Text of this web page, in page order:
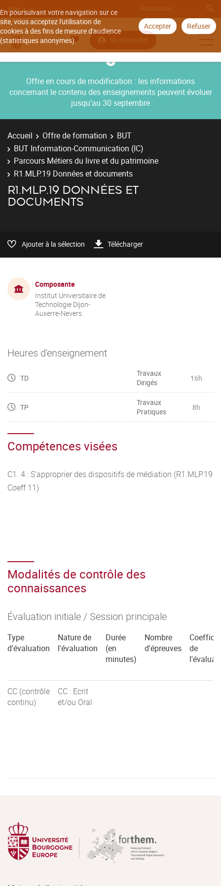
En poursuivant votre navigation sur ce
site, vous acceptez l'utilisation de
cookies à des fins de mesure d'audience
(statistiques anonymes).
Accepter Refuser
Aller à
Se connecter
Offre en cours de modification : les informations
concernant le contenu des enseignements peuvent évoluer
jusqu’au 30 septembre
Accueil Offre de formation
BUT
BUT Information-Communication (IC)
Parcours Métiers du livre et du patrimoine
R1.MLP.19 Données et documents
R1.MLP.19 DONNÉES ET
DOCUMENTS
Ajouter à la sélection Télécharger
Composante
Institut Universitaire de
Technologie Dijon-
Auxerre-Nevers
Heures d'enseignement
TD
Travaux
Dirigés
16h
TP
Travaux
Pratiques
8h
Compétences visées
C1. 4 : S'approprier des dispositifs de médiation (R1.MLP.19
Coeff 11)
Modalités de contrôle des
connaissances
Évaluation initiale / Session principale
Type
d'évaluation
Nature de
l'évaluation
Durée
(en
minutes)
Nombre
d'épreuves
de
CC (contrôle
continu)
CC : Ecrit
et/ou Oral